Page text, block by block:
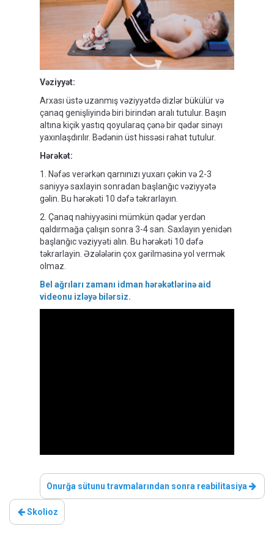
Vəziyyət:
Arxası üstə uzanmış vəziyyətdə dizlər bükülür və
çanaq genişliyində biri birindən aralı tutulur. Başın
altına kiçik yastıq qoyularaq çənə bir qədər sinəyı
yaxınlaşdırılır. Bədənin üst hissəsi rahat tutulur.
Hərəkət:
1. Nəfəs verərkən qarnınızı yuxarı çəkin və 2-3
saniyyə saxlayin sonradan başlanğıc vəziyyətə
gəlin. Bu hərəkəti 10 dəfə təkrarlayın.
2. Çanaq nahiyyəsini mümkün qədər yerdən
qaldırmağa çalışın sonra 3-4 san. Saxlayın yenidən
başlanğıc vəziyyəti alın. Bu hərəkəti 10 dəfə
təkrarlayin. Əzələlərin çox gərilməsinə yol vermək
olmaz.
Bel ağrıları zamanı idman hərəkətlərinə aid
videonu izləyə bilərsiz.
Onurğa sütunu travmalarından sonra reabilitasiya
Skolioz